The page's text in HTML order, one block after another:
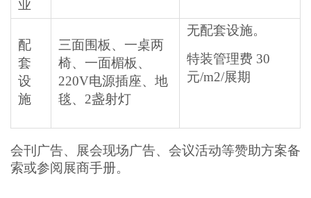
业
配
套
设
施
三面围板、一桌两
椅、一面楣板、
220V电源插座、地
毯、2盏射灯
无配套设施。
特装管理费 30
元/m2/展期
会刊广告、展会现场广告、会议活动等赞助方案备
索或参阅展商手册。